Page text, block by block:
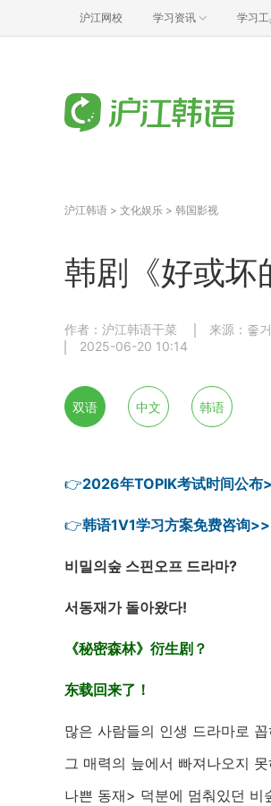
沪江网校 学习资讯 学习
沪江韩语 > 文化娱乐 > 韩国影视
韩剧《好或坏
作者：沪江韩语干菜
来源：좋
2025-06-20 10:14
双语 中文 韩语
👉2026年TOPIK考试时间公布
👉韩语1V1学习方案免费咨询>>
비밀의숲 스핀오프 드라마?
서동재가 돌아왔다!
《秘密森林》衍生剧？
东载回来了！
많은 사람들의 인생 드라마로
그 매력의 늪에서 빠져나오지
나쁜 동재> 덕분에 멈춰있던 비